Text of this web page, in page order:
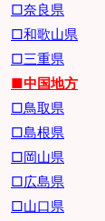
□奈良県
□和歌山県
□三重県
■中国地方
□鳥取県
□島根県
□岡山県
□広島県
□山口県